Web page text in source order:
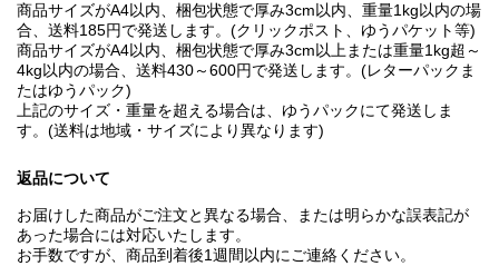
商品サイズがA4以内、梱包状態で厚み3cm以内、重量1kg以内の場
合、送料185円で発送します。(クリックポスト、ゆうパケット等)
商品サイズがA4以内、梱包状態で厚み3cm以上または重量1kg超～
4kg以内の場合、送料430～600円で発送します。(レターパックま
たはゆうパック)
上記のサイズ・重量を超える場合は、ゆうパックにて発送しま
す。(送料は地域・サイズにより異なります)
返品について
お届けした商品がご注文と異なる場合、または明らかな誤表記が
あった場合には対応いたします。
お手数ですが、商品到着後1週間以内にご連絡ください。